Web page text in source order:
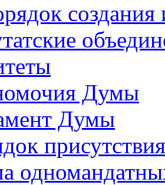
создания
Думы
Думы